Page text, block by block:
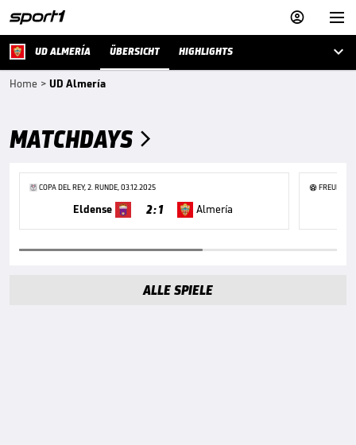


UD ALMERÍA ÜBERSICHT HIGHLIGHTS 
Home > UD Almería
MATCHDAYS 
COPA DEL REY, 2. RUNDE, 03.12.2025
Eldense 2 : 1 Almería
ALLE SPIELE